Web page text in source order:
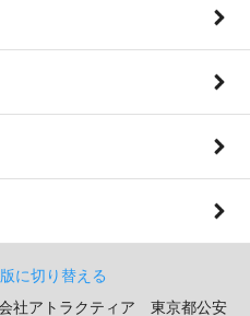
に切り替える
社アトラクティア 東京都公安